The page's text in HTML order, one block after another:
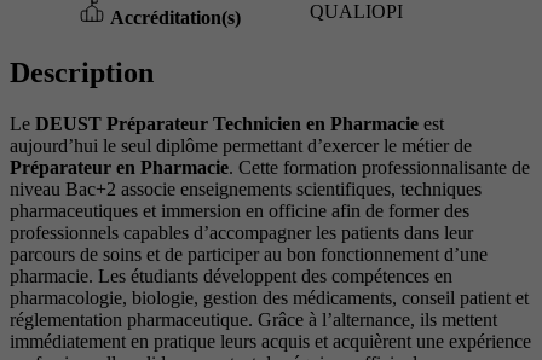
Accréditation(s) QUALIOPI
Description
Le DEUST Préparateur Technicien en Pharmacie est
aujourd’hui le seul diplôme permettant d’exercer le métier de
Préparateur en Pharmacie. Cette formation professionnalisante de
niveau Bac+2 associe enseignements scientifiques, techniques
pharmaceutiques et immersion en officine afin de former des
professionnels capables d’accompagner les patients dans leur
parcours de soins et de participer au bon fonctionnement d’une
pharmacie. Les étudiants développent des compétences en
pharmacologie, biologie, gestion des médicaments, conseil patient et
réglementation pharmaceutique. Grâce à l’alternance, ils mettent
immédiatement en pratique leurs acquis et acquièrent une expérience